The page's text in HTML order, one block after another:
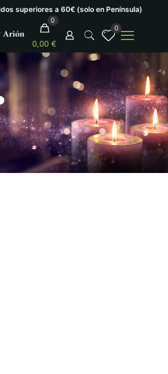
superiores a 60€ (solo en Península)
0
0,00 €
0